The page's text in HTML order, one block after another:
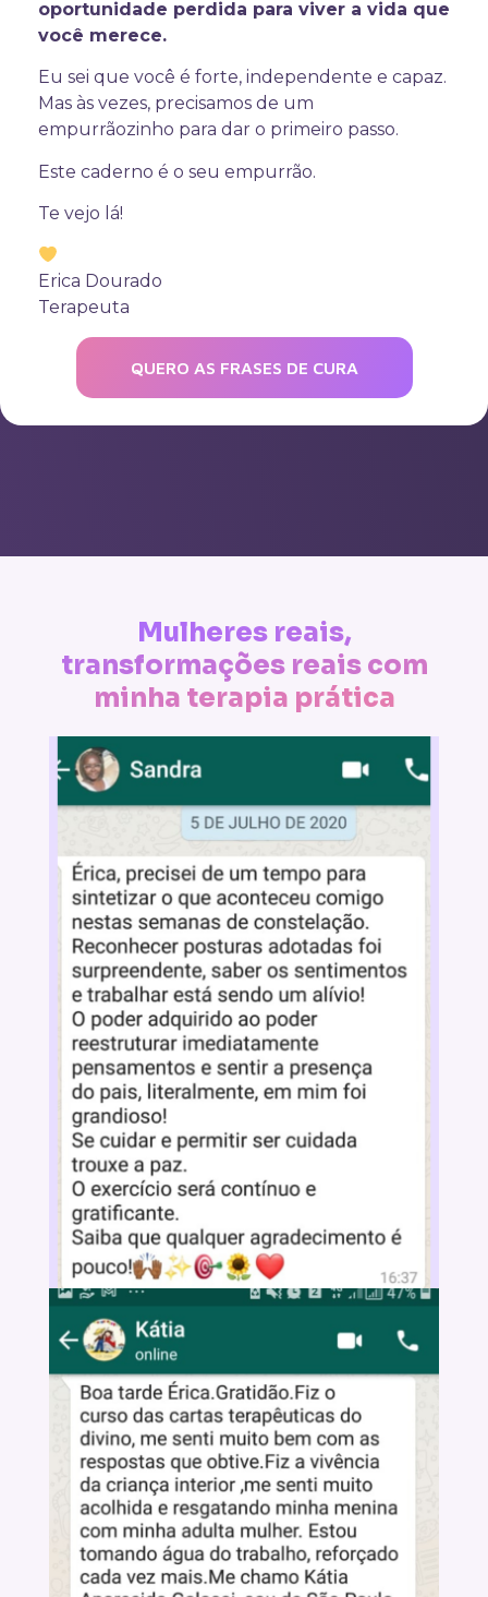
oportunidade perdida para viver a vida que
você merece.
Eu sei que você é forte, independente e capaz.
Mas às vezes, precisamos de um
empurrãozinho para dar o primeiro passo.
Este caderno é o seu empurrão.
Te vejo lá!
Erica Dourado
Terapeuta
QUERO AS FRASES DE CURA
Mulheres reais,
transformações reais com
minha terapia prática